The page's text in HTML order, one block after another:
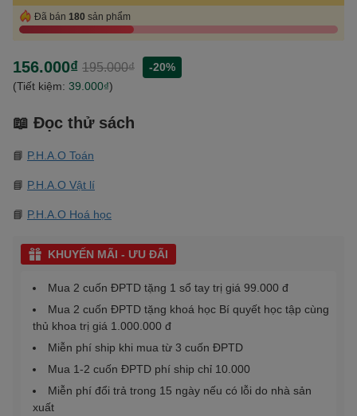
Đã bán 180 sản phẩm
156.000₫ 195.000₫
-20%
(Tiết kiệm: 39.000₫)
📖 Đọc thử sách
📘 P.H.A.O Toán
📘 P.H.A.O Vật lí
📘 P.H.A.O Hoá học
KHUYẾN MÃI - ƯU ĐÃI
Mua 2 cuốn ĐPTD tặng 1 sổ tay trị giá 99.000 đ
Mua 2 cuốn ĐPTD tặng khoá học Bí quyết học tập cùng
thủ khoa trị giá 1.000.000 đ
Miễn phí ship khi mua từ 3 cuốn ĐPTD
Mua 1-2 cuốn ĐPTD phí ship chỉ 10.000
Miễn phí đổi trả trong 15 ngày nếu có lỗi do nhà sản
xuất